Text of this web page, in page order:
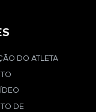
DO ATLETA
DE